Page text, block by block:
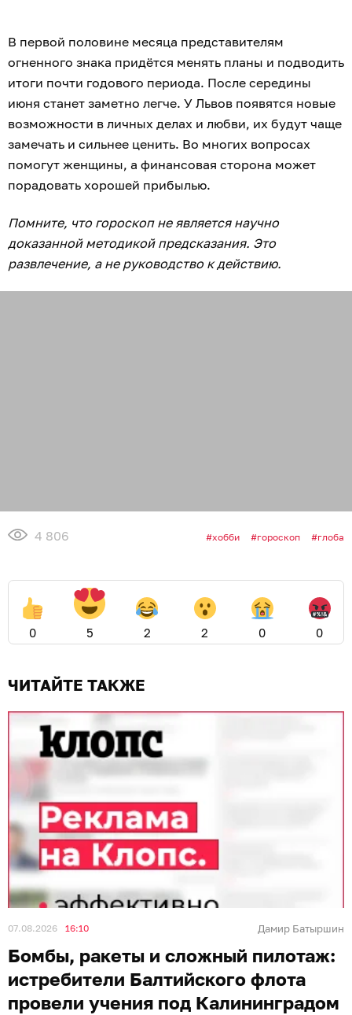
В первой половине месяца представителям
огненного знака придётся менять планы и подводить
итоги почти годового периода. После середины
июня станет заметно легче. У Львов появятся новые
возможности в личных делах и любви, их будут чаще
замечать и сильнее ценить. Во многих вопросах
помогут женщины, а финансовая сторона может
порадовать хорошей прибылью.
Помните, что гороскоп не является научно
доказанной методикой предсказания. Это
развлечение, а не руководство к действию.
4 806 хобби гороскоп глоба
0 5 2 2 0 0
ЧИТАЙТЕ ТАКЖЕ
07.08.2026 16:10 Дамир Батыршин
Бомбы, ракеты и сложный пилотаж:
истребители Балтийского флота
провели учения под Калининградом